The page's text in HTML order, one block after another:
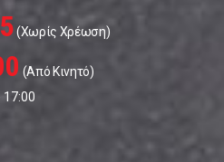
(Χωρίς Χρέωση)
(Από Κινητό)
17:00